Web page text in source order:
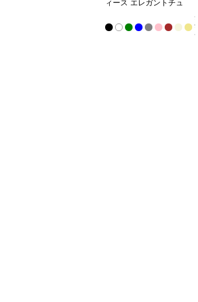
ィース エレガントチュ
全
9
色